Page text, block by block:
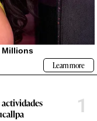
actividades
1